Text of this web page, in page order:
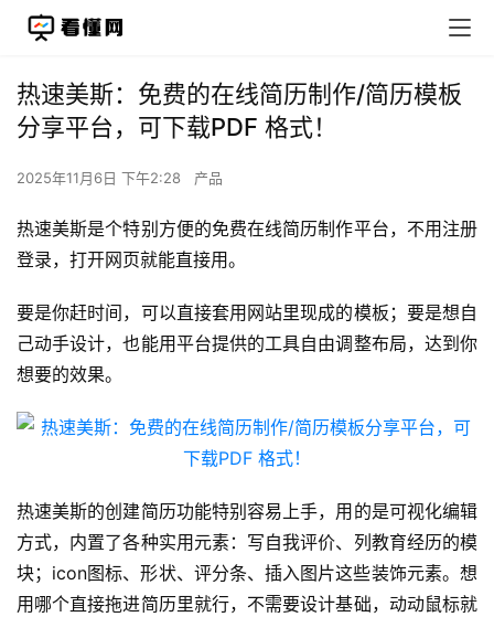
热速美斯：免费的在线简历制作/简历模板
分享平台，可下载PDF 格式！
2025年11月6日 下午2:28 产品
热速美斯是个特别方便的免费在线简历制作平台，不用注册
登录，打开网页就能直接用。
要是你赶时间，可以直接套用网站里现成的模板；要是想自
己动手设计，也能用平台提供的工具自由调整布局，达到你
想要的效果。
热速美斯的创建简历功能特别容易上手，用的是可视化编辑
方式，内置了各种实用元素：写自我评价、列教育经历的模
块；icon图标、形状、评分条、插入图片这些装饰元素。想
用哪个直接拖进简历里就行，不需要设计基础，动动鼠标就